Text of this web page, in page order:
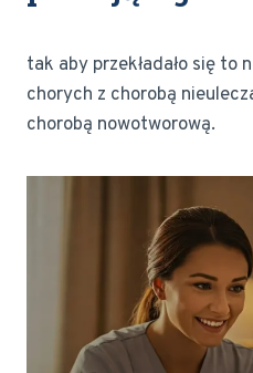
tak aby przekładało się to
chorych z chorobą
chorobą nowotworową.